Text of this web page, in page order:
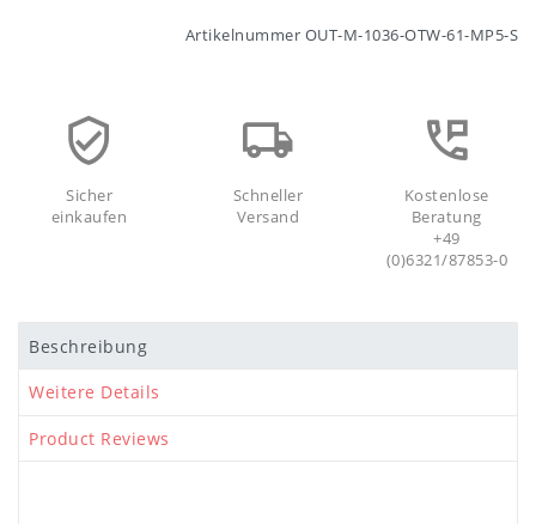
Artikelnummer OUT-M-1036-OTW-61-MP5-S
Sicher
einkaufen
Schneller
Versand
Kostenlose
Beratung
+49
(0)6321/87853-0
Beschreibung
Weitere Details
Product Reviews